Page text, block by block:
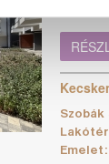
Szobák